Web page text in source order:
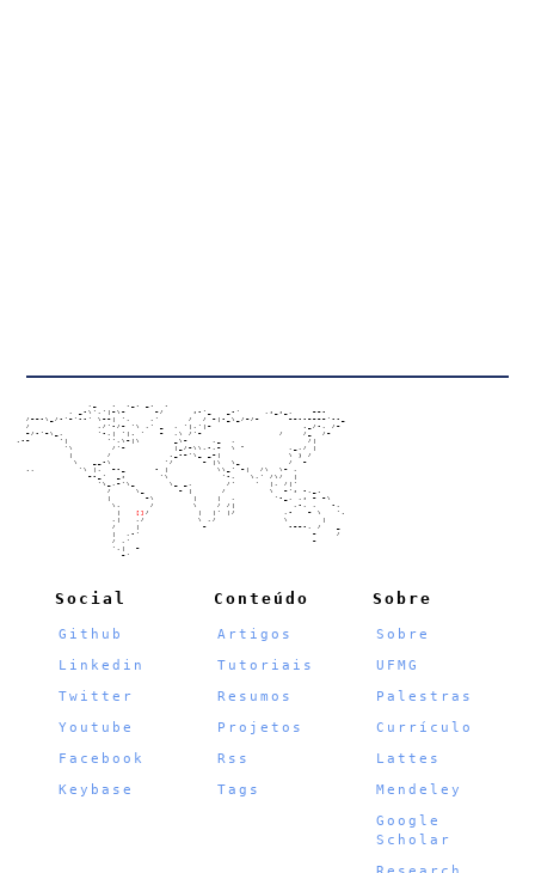
, _-\','|~\~      ~/      ;-'_   _-'     ,;_;_,    ~~-
/~~-\_/-'~'--' \~~| ',    ,'      /  / ~|-_\_/~/~      ~~--~~~~'--_
/              ,/'-/~ '\ ,' _  , '|,'|~                   ._/-, /~
~/-'~\_,       '-,| '|. '   ~  ,\ /'~                /    /_  /~
.-~      '|        '',\~|\       _\~     ,_  ,               /|
'\        /'~          |_/~\\,-,~  \ "         ,_,/ |
|       /            ._-~'\_ _~|              \ ) /
\   __-\           '/      ~ |\  \_          /  ~
.,         '\ |,  ~-_      - |          \\_' ~|  /\  \~ ,
~-_'  _;       '\           '-,   \,' /\/  |
'\_,~'\_       \_ _,       /'    '  |, /|'
/     \_       ~ |      /         \  ~'; -,_.
|       ~\        |    |  ,        '-_, ,; ~ ~\
\,      /        \    / /|            ,-, ,   -,
|
[] /          |  |' |/          ,-   ~ \   '.
,|   ,/           \ ,/              \       |
/    |             ~                 -~~-, /   _
|  ,-'                                    ~    /
/ ,'                                      ~
',|  ~
~'
Social
Github
Linkedin
Twitter
Youtube
Facebook
Keybase
Conteúdo
Artigos
Tutoriais
Resumos
Projetos
Rss
Tags
Sobre
Sobre
UFMG
Palestras
Currículo
Lattes
Mendeley
Google
Scholar